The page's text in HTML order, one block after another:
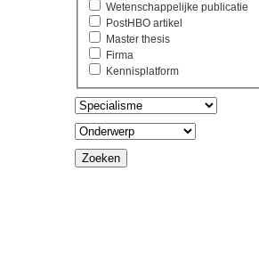
Wetenschappelijke publicatie
PostHBO artikel
Master thesis
Firma
Kennisplatform
Zoeken